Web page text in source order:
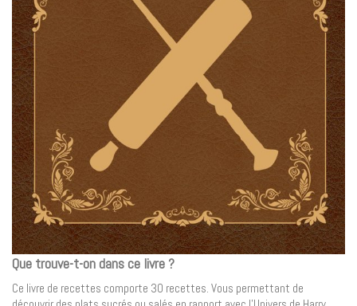
Que trouve-t-on dans ce livre ?
Ce livre de recettes comporte 30 recettes. Vous permettant de